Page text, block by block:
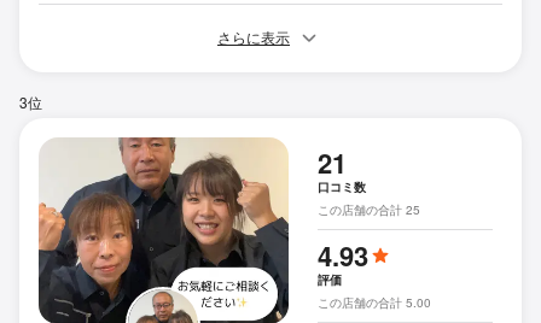
さらに表示
3位
21
口コミ数
この店舗の合計 25
4.93
評価
この店舗の合計 5.00